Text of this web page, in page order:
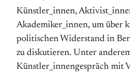
Künstler_innen,
Akademiker_innen, um über
politischen Wider­stand in
zu diskutieren. Unter
Künstler_innengespräch mit